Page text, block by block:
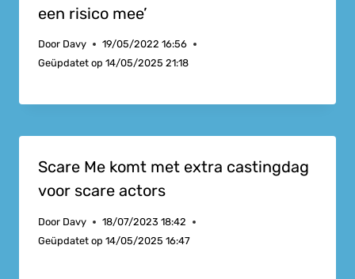
een risico mee’
Door Davy
19/05/2022 16:56
Geüpdatet op 14/05/2025 21:18
Scare Me komt met extra castingdag
voor scare actors
Door Davy
18/07/2023 18:42
Geüpdatet op 14/05/2025 16:47